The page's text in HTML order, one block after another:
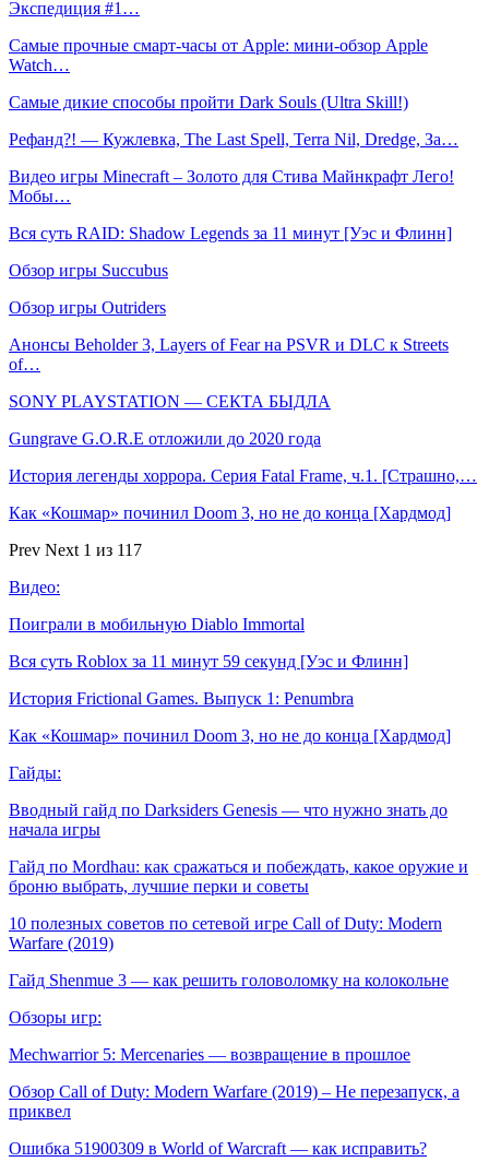
Экспедиция #1…
Самые прочные смарт-часы от Apple: мини-обзор Apple
Watch…
Самые дикие способы пройти Dark Souls (Ultra Skill!)
Рефанд?! — Кужлевка, The Last Spell, Terra Nil, Dredge, За…
Видео игры Minecraft – Золото для Стива Майнкрафт Лего!
Мобы…
Вся суть RAID: Shadow Legends за 11 минут [Уэс и Флинн]
Обзор игры Succubus
Обзор игры Outriders
Анонсы Beholder 3, Layers of Fear на PSVR и DLC к Streets
of…
SONY PLAYSTATION — СЕКТА БЫДЛА
Gungrave G.O.R.E отложили до 2020 года
История легенды хоррора. Серия Fatal Frame, ч.1. [Страшно,…
Как «Кошмар» починил Doom 3, но не до конца [Хардмод]
Prev Next 1 из 117
Видео:
Поиграли в мобильную Diablo Immortal
Вся суть Roblox за 11 минут 59 секунд [Уэс и Флинн]
История Frictional Games. Выпуск 1: Penumbra
Как «Кошмар» починил Doom 3, но не до конца [Хардмод]
Гайды:
Вводный гайд по Darksiders Genesis — что нужно знать до
начала игры
Гайд по Mordhau: как сражаться и побеждать, какое оружие и
броню выбрать, лучшие перки и советы
10 полезных советов по сетевой игре Call of Duty: Modern
Warfare (2019)
Гайд Shenmue 3 — как решить головоломку на колокольне
Обзоры игр:
Mechwarrior 5: Mercenaries — возвращение в прошлое
Обзор Call of Duty: Modern Warfare (2019) – Не перезапуск, а
приквел
Ошибка 51900309 в World of Warcraft — как исправить?